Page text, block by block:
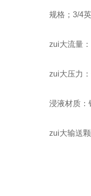
规格；3/4
zui大流量
zui大压力
浸液材质：
zui大输送